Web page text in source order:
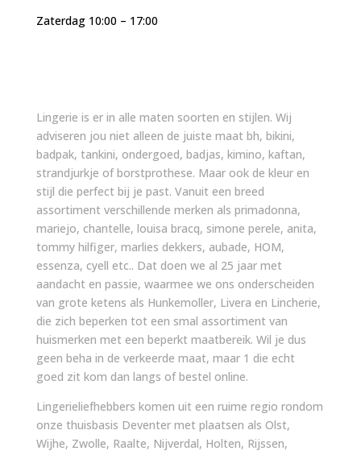
Zaterdag 10:00 – 17:00
Lingerie is er in alle maten soorten en stijlen. Wij
adviseren jou niet alleen de juiste maat bh, bikini,
badpak, tankini, ondergoed, badjas, kimino, kaftan,
strandjurkje of borstprothese. Maar ook de kleur en
stijl die perfect bij je past. Vanuit een breed
assortiment verschillende merken als primadonna,
mariejo, chantelle, louisa bracq, simone perele, anita,
tommy hilfiger, marlies dekkers, aubade, HOM,
essenza, cyell etc.. Dat doen we al 25 jaar met
aandacht en passie, waarmee we ons onderscheiden
van grote ketens als Hunkemoller, Livera en Lincherie,
die zich beperken tot een smal assortiment van
huismerken met een beperkt maatbereik. Wil je dus
geen beha in de verkeerde maat, maar 1 die echt
goed zit kom dan langs of bestel online.
Lingerieliefhebbers komen uit een ruime regio rondom
onze thuisbasis Deventer met plaatsen als Olst,
Wijhe, Zwolle, Raalte, Nijverdal, Holten, Rijssen,